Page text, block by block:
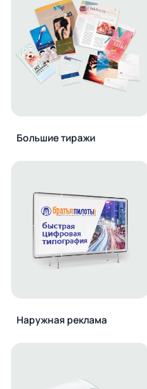
Большие тиражи
Наружная реклама